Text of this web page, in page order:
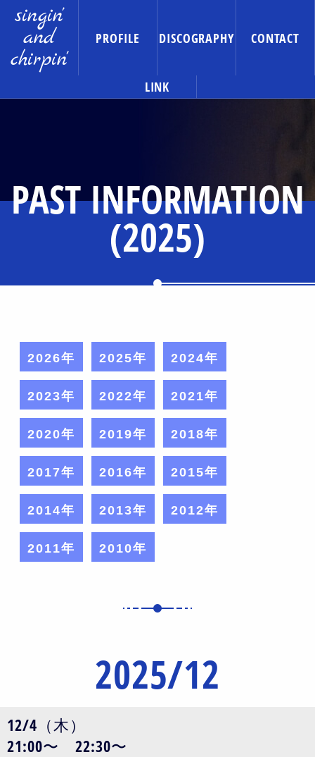
singin'
and
chirpin'
PROFILE DISCOGRAPHY CONTACT
LINK
PAST INFORMATION
(2025)
2026年 2025年 2024年
2023年 2022年 2021年
2020年 2019年 2018年
2017年 2016年 2015年
2014年 2013年 2012年
2011年 2010年
2025/12
12/4（木）
21:00〜 22:30〜